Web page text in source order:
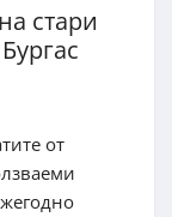
стари
от